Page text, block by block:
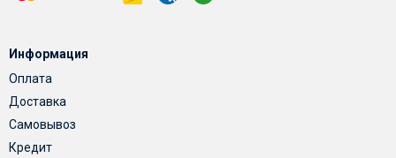
Информация
Оплата
Доставка
Самовывоз
Кредит